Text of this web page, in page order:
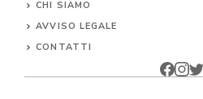
CHI SIAMO
AVVISO LEGALE
CONTATTI